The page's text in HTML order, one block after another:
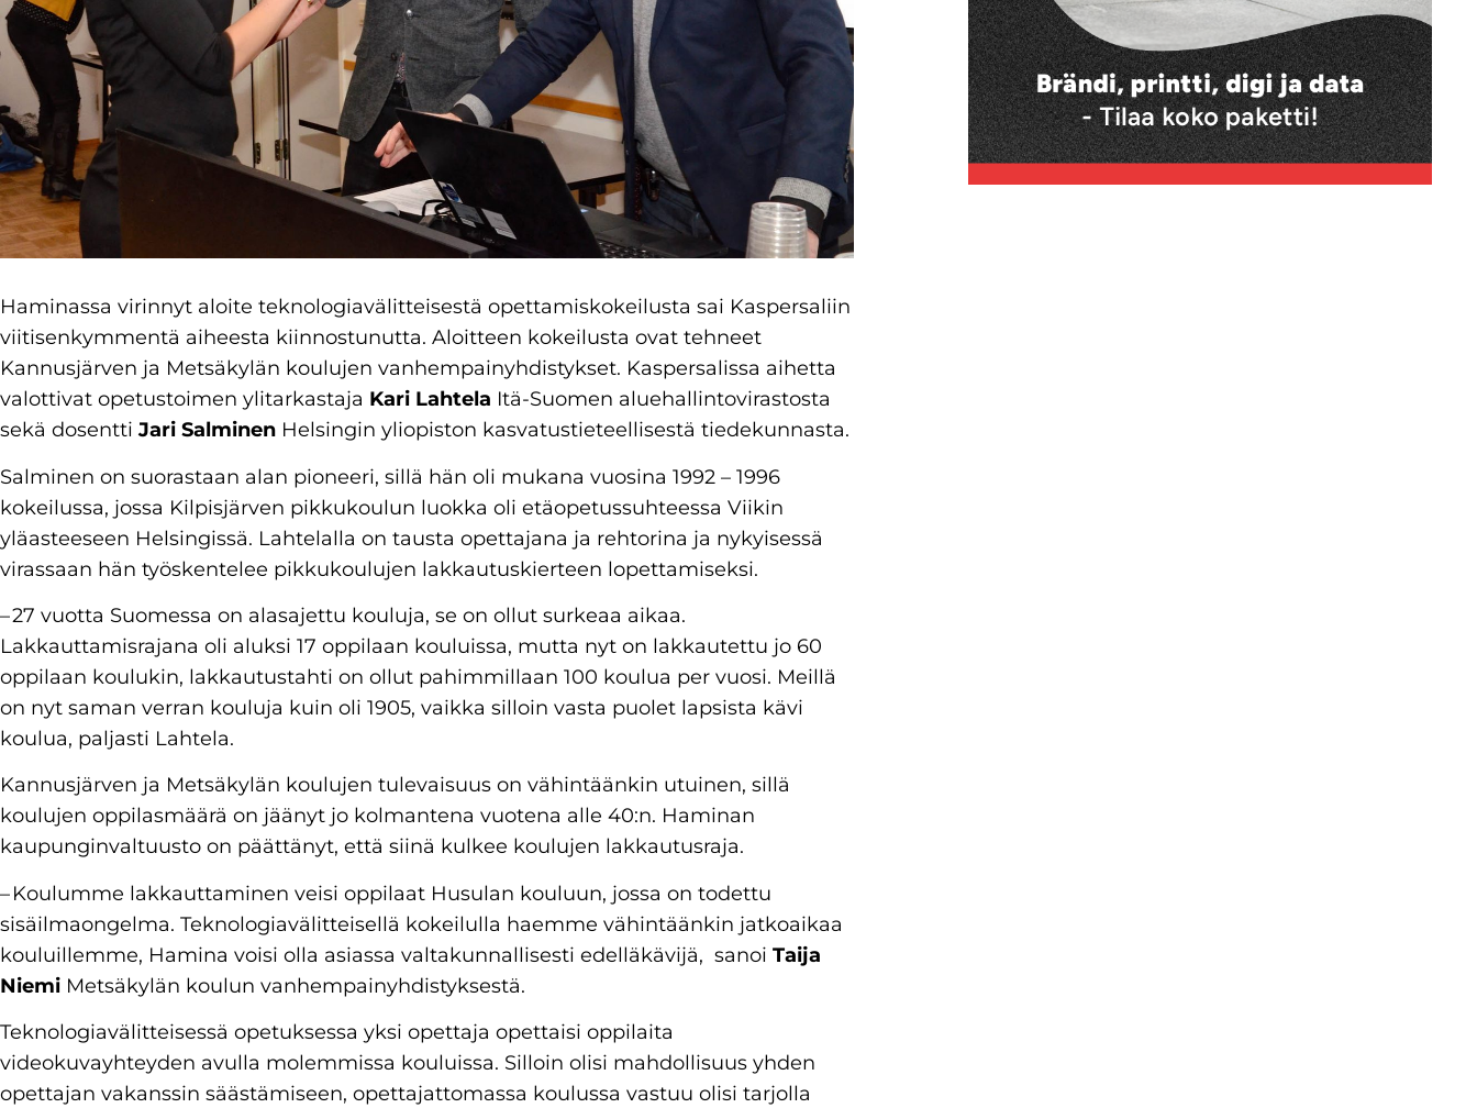
Haminassa virinnyt aloite teknologiavälitteisestä opettamiskokeilusta sai Kaspersaliin
viitisenkymmentä aiheesta kiinnostunutta. Aloitteen kokeilusta ovat tehneet
Kannusjärven ja Metsäkylän koulujen vanhempainyhdistykset. Kaspersalissa aihetta
valottivat opetustoimen ylitarkastaja Kari Lahtela Itä-Suomen aluehallintovirastosta
sekä dosenttiJari Salminen Helsingin yliopiston kasvatustieteellisestä tiedekunnasta.
Salminen on suorastaan alan pioneeri, sillä hän oli mukana vuosina 1992 – 1996
kokeilussa, jossa Kilpisjärven pikkukoulun luokka oli etäopetussuhteessa Viikin
yläasteeseen Helsingissä. Lahtelalla on tausta opettajana ja rehtorina ja nykyisessä
virassaan hän työskentelee pikkukoulujen lakkautuskierteen lopettamiseksi.
– 27 vuotta Suomessa on alasajettu kouluja, se on ollut surkeaa aikaa.
Lakkauttamisrajana oli aluksi 17 oppilaan kouluissa, mutta nyt on lakkautettu jo 60
oppilaan koulukin, lakkautustahti on ollut pahimmillaan 100 koulua per vuosi. Meillä
on nyt saman verran kouluja kuin oli 1905, vaikka silloin vasta puolet lapsista kävi
koulua, paljasti Lahtela.
Kannusjärven ja Metsäkylän koulujen tulevaisuus on vähintäänkin utuinen, sillä
koulujen oppilasmäärä on jäänyt jo kolmantena vuotena alle 40:n. Haminan
kaupunginvaltuusto on päättänyt, että siinä kulkee koulujen lakkautusraja.
– Koulumme lakkauttaminen veisi oppilaat Husulan kouluun, jossa on todettu
sisäilmaongelma. Teknologiavälitteisellä kokeilulla haemme vähintäänkin jatkoaikaa
kouluillemme, Hamina voisi olla asiassa valtakunnallisesti edelläkävijä, sanoi Taija
Niemi Metsäkylän koulun vanhempainyhdistyksestä.
Teknologiavälitteisessä opetuksessa yksi opettaja opettaisi oppilaita
videokuvayhteyden avulla molemmissa kouluissa. Silloin olisi mahdollisuus yhden
opettajan vakanssin säästämiseen, opettajattomassa koulussa vastuu olisi tarjolla